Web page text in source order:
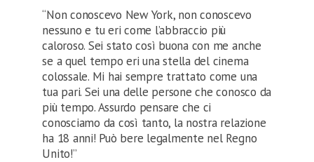
“Non conoscevo New York, non conoscevo
nessuno e tu eri come l’abbraccio più
caloroso. Sei stato così buona con me anche
se a quel tempo eri una stella del cinema
colossale. Mi hai sempre trattato come una
tua pari. Sei una delle persone che conosco da
più tempo. Assurdo pensare che ci
conosciamo da così tanto, la nostra relazione
ha 18 anni! Può bere legalmente nel Regno
Unito!”